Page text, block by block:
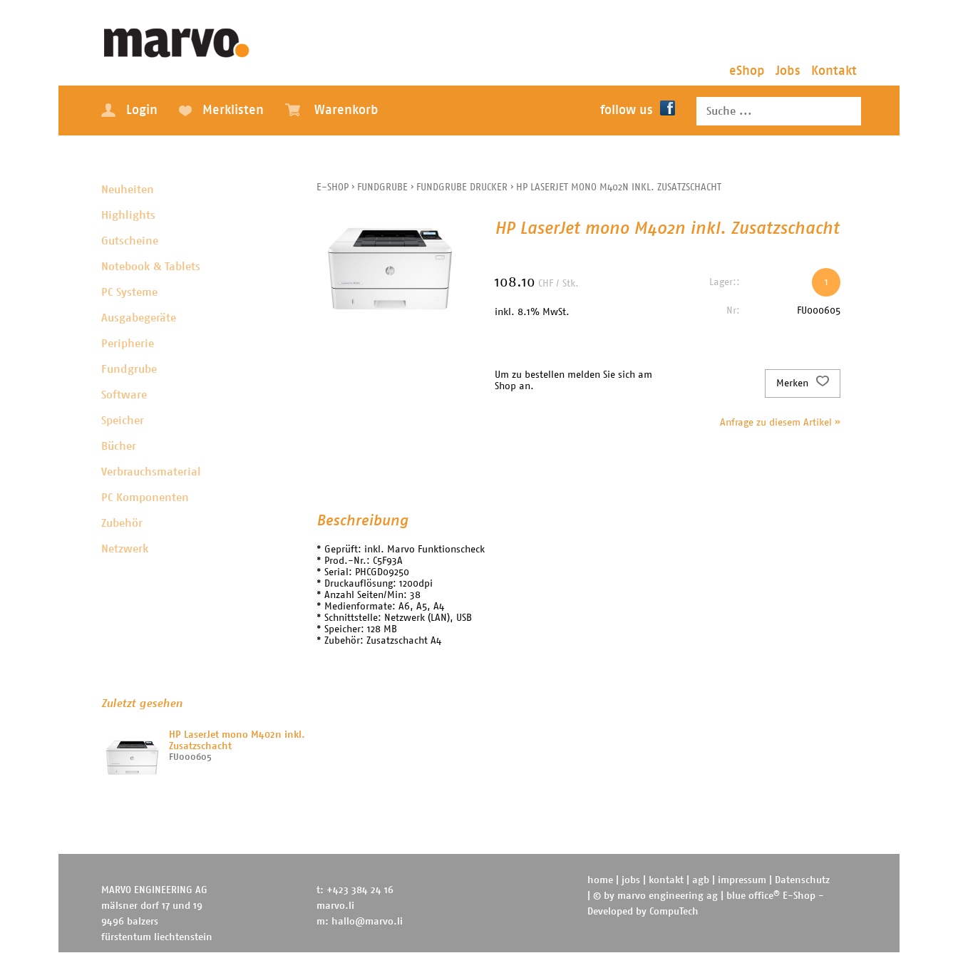
eShop Jobs Kontakt
Login Merklisten Warenkorb follow us
Neuheiten
Highlights
Gutscheine
Notebook & Tablets
PC Systeme
Ausgabegeräte
Peripherie
Fundgrube
Software
Speicher
Bücher
Verbrauchsmaterial
PC Komponenten
Zubehör
Netzwerk
E-SHOP › FUNDGRUBE › FUNDGRUBE DRUCKER › HP LASERJET MONO M402N INKL. ZUSATZSCHACHT
HP LaserJet mono M402n inkl. Zusatzschacht
108.10 CHF / Stk.
inkl. 8.1% MwSt.
Lager:: 1
Nr: FU000605
Um zu bestellen melden Sie sich am
Shop an.
Merken
Anfrage zu diesem Artikel »
Beschreibung
* Geprüft: inkl. Marvo Funktionscheck
* Prod.-Nr.: C5F93A
* Serial: PHCGD09250
* Druckauflösung: 1200dpi
* Anzahl Seiten/Min: 38
* Medienformate: A6, A5, A4
* Schnittstelle: Netzwerk (LAN), USB
* Speicher: 128 MB
* Zubehör: Zusatzschacht A4
Zuletzt gesehen
HP LaserJet mono M402n inkl.
Zusatzschacht
FU000605
MARVO ENGINEERING AG
mälsner dorf 17 und 19
9496 balzers
fürstentum liechtenstein
t: +423 384 24 16
marvo.li
m: hallo@marvo.li
home jobs kontakt agb impressum
Datenschutz
| © by marvo engineering ag blue office®
E-Shop -
Developed by CompuTech